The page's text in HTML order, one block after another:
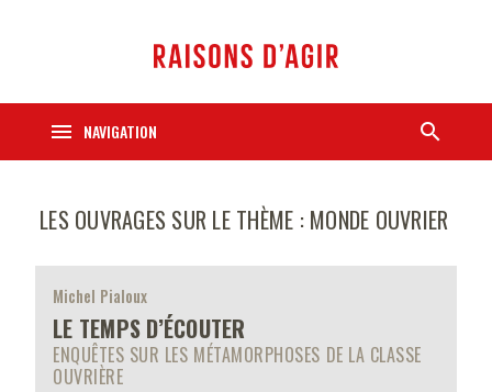
menu NAVIGATION search
LES OUVRAGES SUR LE THÈME : MONDE OUVRIER
Michel Pialoux
LE TEMPS D’ÉCOUTER
ENQUÊTES SUR LES MÉTAMORPHOSES DE LA CLASSE
OUVRIÈRE